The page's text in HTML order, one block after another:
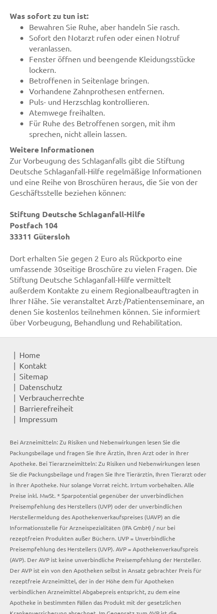
Was sofort zu tun ist:
Bewahren Sie Ruhe, aber handeln Sie rasch.
Sofort den Notarzt rufen oder einen Notruf
veranlassen.
Fenster öffnen und beengende Kleidungsstücke
lockern.
Betroffenen in Seitenlage bringen.
Vorhandene Zahnprothesen entfernen.
Puls- und Herzschlag kontrollieren.
Atemwege freihalten.
Für Ruhe des Betroffenen sorgen, mit ihm
sprechen, nicht allein lassen.
Weitere Informationen
Zur Vorbeugung des Schlaganfalls gibt die Stiftung
Deutsche Schlaganfall-Hilfe regelmäßige Informationen
und eine Reihe von Broschüren heraus, die Sie von der
Geschäftsstelle beziehen können:
Stiftung Deutsche Schlaganfall-Hilfe
Postfach 104
33311 Gütersloh
Dort erhalten Sie gegen 2 Euro als Rückporto eine
umfassende 30seitige Broschüre zu vielen Fragen. Die
Stiftung Deutsche Schlaganfall-Hilfe vermittelt
außerdem Kontakte zu einem Regionalbeauftragten in
Ihrer Nähe. Sie veranstaltet Arzt-/Patientenseminare, an
denen Sie kostenlos teilnehmen können. Sie informiert
über Vorbeugung, Behandlung und Rehabilitation.
Home
Kontakt
Sitemap
Datenschutz
Verbraucherrechte
Barrierefreiheit
Impressum
Bei Arzneimitteln: Zu Risiken und Nebenwirkungen lesen Sie die
Packungsbeilage und fragen Sie Ihre Ärztin, Ihren Arzt oder in Ihrer
Apotheke. Bei Tierarzneimitteln: Zu Risiken und Nebenwirkungen lesen
Sie die Packungsbeilage und fragen Sie Ihre Tierärztin, Ihren Tierarzt oder
in Ihrer Apotheke. Nur solange Vorrat reicht. Irrtum vorbehalten. Alle
Preise inkl. MwSt. * Sparpotential gegenüber der unverbindlichen
Preisempfehlung des Herstellers (UVP) oder der unverbindlichen
Herstellermeldung des Apothekenverkaufspreises (UAVP) an die
Informationsstelle für Arzneispezialitäten (IFA GmbH) / nur bei
rezeptfreien Produkten außer Büchern. UVP = Unverbindliche
Preisempfehlung des Herstellers (UVP). AVP = Apothekenverkaufspreis
(AVP). Der AVP ist keine unverbindliche Preisempfehlung der Hersteller.
Der AVP ist ein von den Apotheken selbst in Ansatz gebrachter Preis für
rezeptfreie Arzneimittel, der in der Höhe dem für Apotheken
verbindlichen Arzneimittel Abgabepreis entspricht, zu dem eine
Apotheke in bestimmten Fällen das Produkt mit der gesetzlichen